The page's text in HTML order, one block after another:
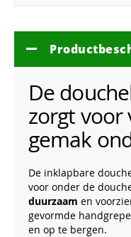
De
zorgt voor
gemak
De inklapbare
voor onder de
duurzaam en
gevormde
en op te bergen.